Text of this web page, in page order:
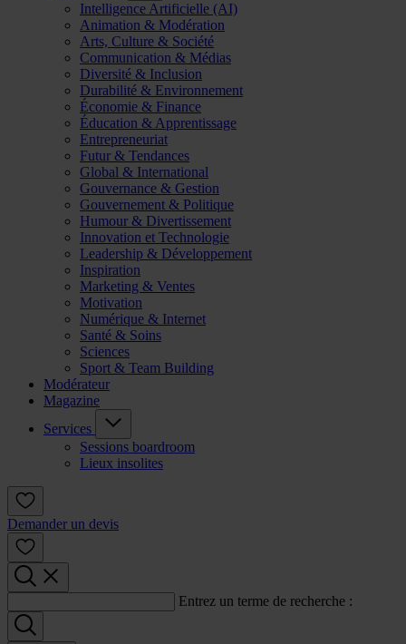
Intelligence Artificielle (AI)
Animation & Modération
Arts, Culture & Société
Communication & Médias
Diversité & Inclusion
Durabilité & Environnement
Économie & Finance
Éducation & Apprentissage
Entrepreneuriat
Futur & Tendances
Global & International
Gouvernance & Gestion
Gouvernement & Politique
Humour & Divertissement
Innovation et Technologie
Leadership & Développement
Inspiration
Marketing & Ventes
Motivation
Numérique & Internet
Santé & Soins
Sciences
Sport & Team Building
Modérateur
Magazine
Services
Sessions boardroom
Lieux insolites
Demander un devis
Entrez un terme de recherche :